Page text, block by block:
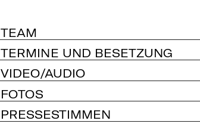
TEAM
TERMINE UND BESETZUNG
VIDEO/AUDIO
FOTOS
PRESSESTIMMEN